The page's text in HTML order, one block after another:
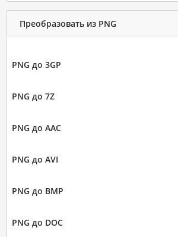
Преобразовать из PNG
PNG до 3GP
PNG до 7Z
PNG до AAC
PNG до AVI
PNG до BMP
PNG до DOC